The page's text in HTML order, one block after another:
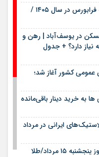
هشتمین عرضه اولیه فرابورس در سال ۱۴۰۵ /
در یوسف‌آباد | رهن و
نیاز دارد؟ + جدول
عمومی کشور آغاز شد؛
به خرید دینار باقی‌مانده
ایرانی در مرداد
قیمت طلا و سکه امروز پنجشنبه ۱۵ مرداد/طلا